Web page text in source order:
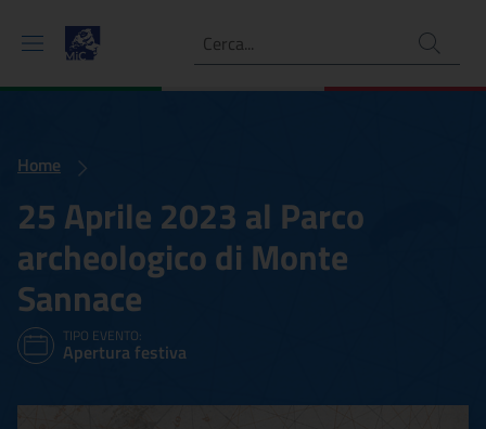
Ricerca
Home
25 Aprile 2023 al Parco
archeologico di Monte
Sannace
TIPO EVENTO:
Apertura festiva